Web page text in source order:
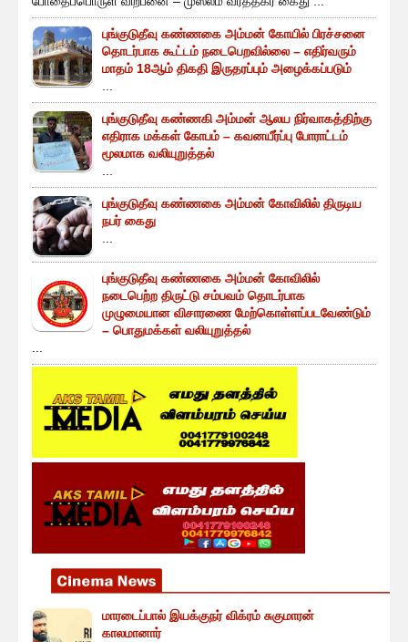
புங்குடுதீவு கண்ணகை அம்மன் கோயில் பிரச்சனை
தொடர்பாக கூட்டம் நடைபெறவில்லை – எதிர்வரும்
மாதம் 18ஆம் திகதி இருதரப்பும் அழைக்கப்படும்
...
புங்குடுதீவு கண்ணகி அம்மன் ஆலய நிர்வாகத்திற்கு
எதிராக மக்கள் கோபம் – கவனயீர்ப்பு போராட்டம்
மூலமாக வலியுறுத்தல்
...
புங்குடுதீவு கண்ணகை அம்மன் கோவிலில் திருடிய
நபர் கைது
...
புங்குடுதீவு கண்ணகை அம்மன் கோவிலில்
நடைபெற்ற திருட்டு சம்பவம் தொடர்பாக
முழுமையான விசாரணை மேற்கொள்ளப்படவேண்டும்
– பொதுமக்கள் வலியுறுத்தல்
...
மாரடைப்பால் இயக்குநர் விக்ரம் சுகுமாரன்
காலமானார்